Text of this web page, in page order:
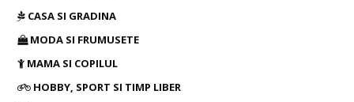
CASA SI GRADINA
MODA SI FRUMUSETE
MAMA SI COPILUL
HOBBY, SPORT SI TIMP LIBER